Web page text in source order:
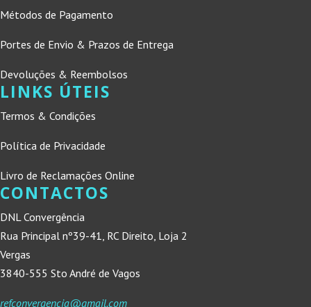
Métodos de Pagamento
Portes de Envio & Prazos de Entrega
Devoluções & Reembolsos
LINKS ÚTEIS
Termos & Condições
Política de Privacidade
Livro de Reclamações Online
CONTACTOS
DNL Convergência
Rua Principal nº39-41, RC Direito, Loja 2
Vergas
3840-555 Sto André de Vagos
refconvergencia@gmail.com